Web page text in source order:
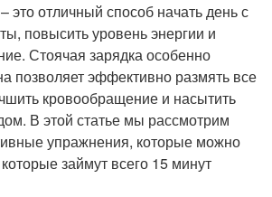
это отличный способ начать день с
повысить уровень энергии и
Стоячая зарядка особенно
позволяет эффективно размять все
кровообращение и насытить
В этой статье мы рассмотрим
упражнения, которые можно
займут всего 15 минут